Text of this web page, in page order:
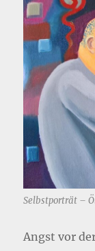
Selbstporträt –
Angst vor